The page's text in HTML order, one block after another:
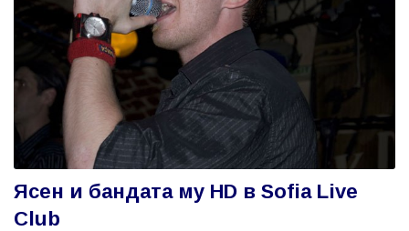
Ясен и бандата му HD в Sofia Live
Club